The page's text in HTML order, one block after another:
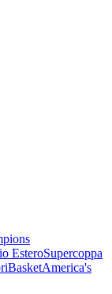
EsteroSupercoppa
BasketAmerica's